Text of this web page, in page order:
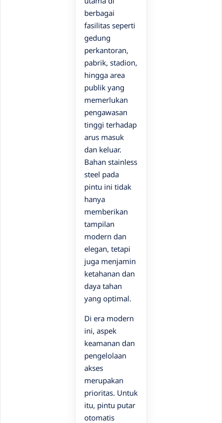
berbagai
fasilitas seperti
gedung
perkantoran,
pabrik, stadion,
hingga area
publik yang
memerlukan
pengawasan
tinggi terhadap
arus masuk
dan keluar.
Bahan stainless
steel pada
pintu ini tidak
hanya
memberikan
tampilan
modern dan
elegan, tetapi
juga menjamin
ketahanan dan
daya tahan
yang optimal.
Di era modern
ini, aspek
keamanan dan
pengelolaan
akses
merupakan
prioritas. Untuk
itu, pintu putar
otomatis